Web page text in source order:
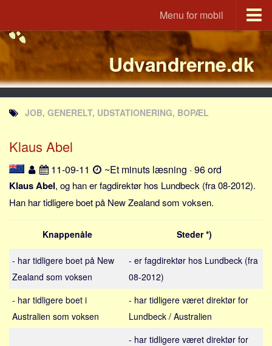
Menu for mobil
Portal
Udvandrerne.dk
Utvandrerne.no
Utvandrarna.se
Tyskland.dk
England.dk
JLKM.dk
Lande
Tyrkiet
Frankrig
Sverige
Norge
Thailand
Udvandrerne.dk
JOB, GENERELT, UDSTATIONERING, BOPÆL
Klaus Abel
11-09-11 ~Et minuts læsning · 96 ord
Klaus Abel, og han er fagdirektør hos Lundbeck (fra 08-2012).
Han har tidligere boet på New Zealand som voksen.
Knappenåle Steder *)
- har tidligere boet på New
Zealand som voksen
- er fagdirektør hos Lundbeck (fra
08-2012)
- har tidligere boet i
Australien som voksen
- har tidligere været direktør for
Lundbeck / Australien
- har tidligere været direktør for